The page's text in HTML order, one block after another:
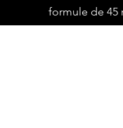
formule de 45